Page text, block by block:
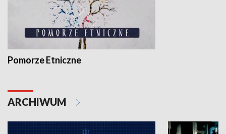
Pomorze Etniczne
ARCHIWUM